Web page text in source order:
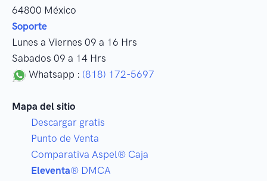
64800 México
Soporte
Lunes a Viernes 09 a 16 Hrs
Sabados 09 a 14 Hrs
Whatsapp : (818) 172-5697
Mapa del sitio
Descargar gratis
Punto de Venta
Comparativa Aspel® Caja
Eleventa® DMCA